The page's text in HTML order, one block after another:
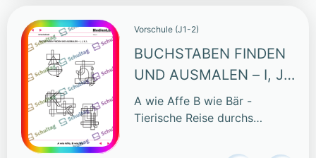
Vorschule (J1-2)
BUCHSTABEN FINDEN
UND AUSMALEN – I, J,
K, L
A wie Affe B wie Bär -
Tierische Reise durchs